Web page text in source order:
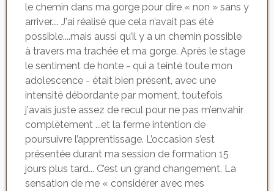
le chemin dans ma gorge pour dire « non » sans y
arriver.... J'ai réalisé que cela n’avait pas été
possible....mais aussi qu’il y a un chemin possible
à travers ma trachée et ma gorge. Après le stage
le sentiment de honte - qui a teinté toute mon
adolescence - était bien présent, avec une
intensité débordante par moment, toutefois
j'avais juste assez de recul pour ne pas m’envahir
complètement ...et la ferme intention de
poursuivre l’apprentissage. L’occasion s’est
présentée durant ma session de formation 15
jours plus tard... C’est un grand changement. La
sensation de me « considérer avec mes